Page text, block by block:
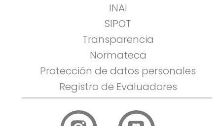
INAI
SIPOT
Transparencia
Normateca
Protección de datos personales
Registro de Evaluadores